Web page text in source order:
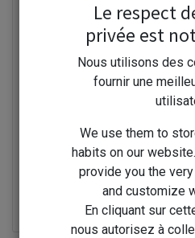
Tissage de Beaulieu
6,90
Le respect
privée est
Nous utilisons des
fournir une
We use them to
habits on our
provide you the
and customize
En cliquant sur
nous autorisez à